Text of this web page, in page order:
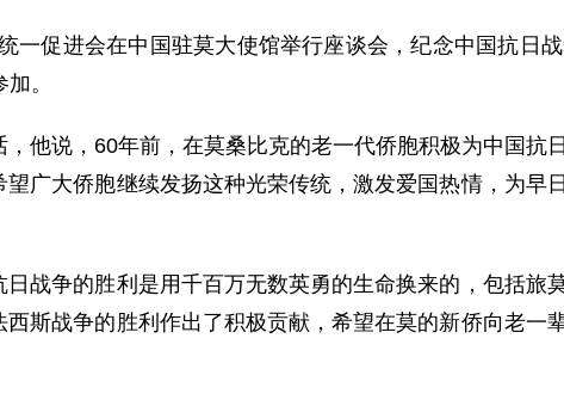
促进会在中国驻莫大使馆举行座谈会，纪念中国抗日
。
说，60年前，在莫桑比克的老一代侨胞积极为中国抗
广大侨胞继续发扬这种光荣传统，激发爱国热情，为早
争的胜利是用千百万无数英勇的生命换来的，包括旅
斯战争的胜利作出了积极贡献，希望在莫的新侨向老一